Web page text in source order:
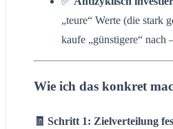
„teure“ Werte (die stark
kaufe „günstigere“ nach
Wie ich das konkret
🧾 Schritt 1: Zielverteilung